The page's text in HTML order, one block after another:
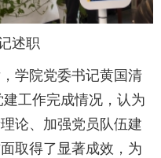
述职
学院党委书记黄国清
工作完成情况，认为
论、加强党员队伍建
取得了显著成效，为